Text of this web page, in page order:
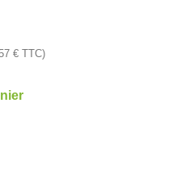
€ TTC)